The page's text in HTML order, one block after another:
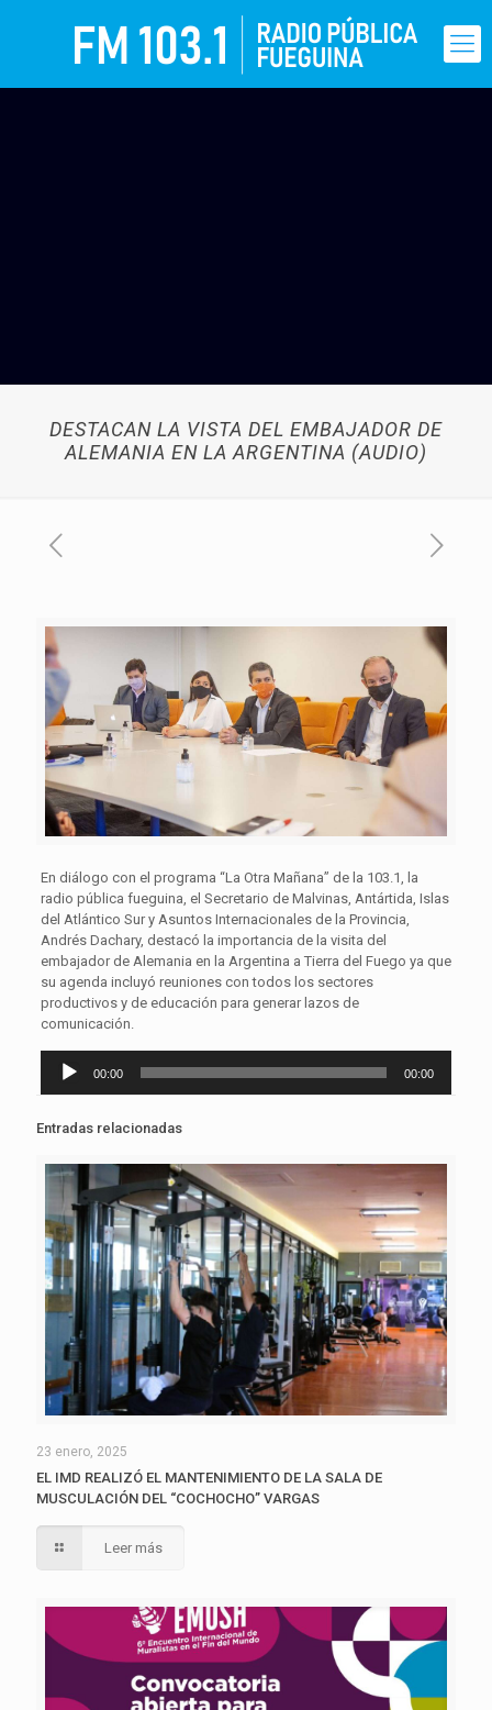
DESTACAN LA VISTA DEL EMBAJADOR DE
ALEMANIA EN LA ARGENTINA (AUDIO)
En diálogo con el programa “La Otra Mañana” de la 103.1, la
radio pública fueguina, el Secretario de Malvinas, Antártida, Islas
del Atlántico Sur y Asuntos Internacionales de la Provincia,
Andrés Dachary, destacó la importancia de la visita del
embajador de Alemania en la Argentina a Tierra del Fuego ya que
su agenda incluyó reuniones con todos los sectores
productivos y de educación para generar lazos de
comunicación.
Reproductor
00:00 00:00
Entradas relacionadas
23 enero, 2025
EL IMD REALIZÓ EL MANTENIMIENTO DE LA SALA DE
MUSCULACIÓN DEL “COCHOCHO” VARGAS
Leer más